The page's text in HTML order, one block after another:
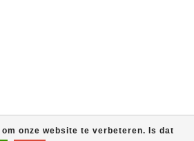
onze website te verbeteren. Is dat